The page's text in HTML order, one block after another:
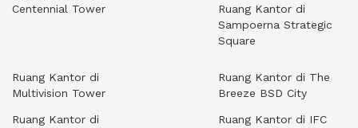
Centennial Tower
Ruang Kantor di
Sampoerna Strategic
Square
Ruang Kantor di
Multivision Tower
Ruang Kantor di
Ruang Kantor di The
Breeze BSD City
Ruang Kantor di IFC